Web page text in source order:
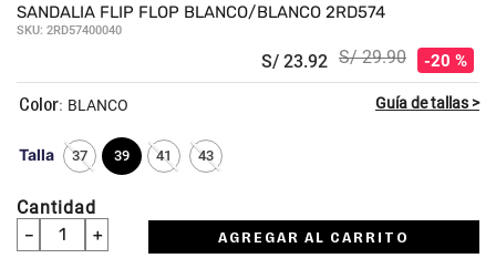
SANDALIA FLIP FLOP BLANCO/BLANCO 2RD574
SKU: 2RD57400040
S/ 23.92 S/ 29.90 20 %
Talla 37 39 41 43
: BLANCO
Cantidad
＋
－ AGREGAR AL CARRITO